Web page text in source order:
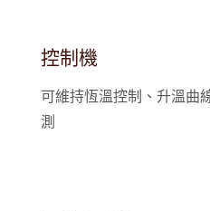
控制機
可維持恆溫控制、升溫曲
測